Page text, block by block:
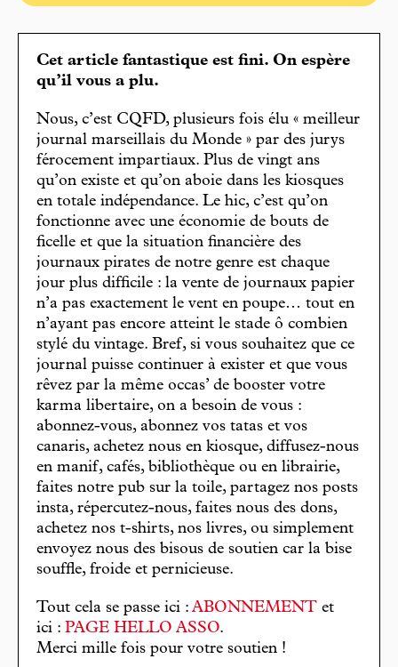
Cet article fantastique est fini. On espère
qu’il vous a plu.
Nous, c’est CQFD, plusieurs fois élu « meilleur
journal marseillais du Monde » par des jurys
férocement impartiaux. Plus de vingt ans
qu’on existe et qu’on aboie dans les kiosques
en totale indépendance. Le hic, c’est qu’on
fonctionne avec une économie de bouts de
ficelle et que la situation financière des
journaux pirates de notre genre est chaque
jour plus difficile : la vente de journaux papier
n’a pas exactement le vent en poupe… tout en
n’ayant pas encore atteint le stade ô combien
stylé du vintage. Bref, si vous souhaitez que ce
journal puisse continuer à exister et que vous
rêvez par la même occas’ de booster votre
karma libertaire, on a besoin de vous :
abonnez-vous, abonnez vos tatas et vos
canaris, achetez nous en kiosque, diffusez-nous
en manif, cafés, bibliothèque ou en librairie,
faites notre pub sur la toile, partagez nos posts
insta, répercutez-nous, faites nous des dons,
achetez nos t-shirts, nos livres, ou simplement
envoyez nous des bisous de soutien car la bise
souffle, froide et pernicieuse.
Tout cela se passe ici : ABONNEMENT et
ici : PAGE HELLO ASSO.
Merci mille fois pour votre soutien !